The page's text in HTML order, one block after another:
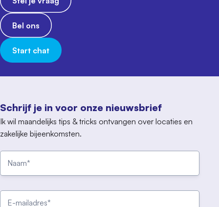
Schrijf je in voor onze nieuwsbrief
Ik wil maandelijks tips & tricks ontvangen over locaties en
zakelijke bijeenkomsten.
Bel ons
Start chat